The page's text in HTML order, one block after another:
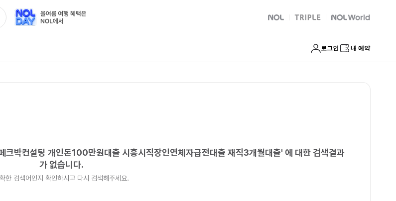
안심대출보증 페크박컨설팅 개인돈100만원대출 시흥시직장인연체자급전대출 재직3개월대출
NOL 트리플 Global Interpark
로그인 내 예약
박컨설팅 개인돈100만원대출 시흥시직장인연체자급전대출 재직3개월대출' 에 대한 검색결과
가 없습니다.
한 검색어인지 확인하시고 다시 검색해주세요.